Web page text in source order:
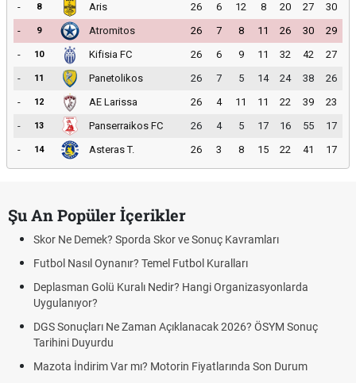
-
8 Aris 26 6 12 8 20 27
30
-
9 Atromitos 26 7 8 11 26 30
29
-
10 Kifisia FC 26 6 9 11 32 42
27
-
11 Panetolikos 26 7 5 14 24 38
26
-
12 AE Larissa 26 4 11 11 22 39
23
-
13 Panserraikos FC 26 4 5 17 16 55
17
-
14 Asteras T. 26 3 8 15 22 41 17
Şu An Popüler İçerikler
Skor Ne Demek? Sporda Skor ve Sonuç Kavramları
Futbol Nasıl Oynanır? Temel Futbol Kuralları
Deplasman Golü Kuralı Nedir? Hangi Organizasyonlarda
Uygulanıyor?
DGS Sonuçları Ne Zaman Açıklanacak 2026? ÖSYM Sonuç
Tarihini Duyurdu
Mazota İndirim Var mı? Motorin Fiyatlarında Son Durum